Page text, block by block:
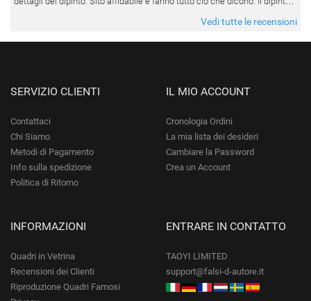
Vedi tutte le recensioni
SERVIZIO CLIENTI
Contattaci
Chi Siamo
Metodi di Pagamento
Info sulla spedizione
Politica di Ritorno
IL MIO ACCOUNT
Cronologia Ordini
La mia lista dei desideri
Cambiare la Password
Crea un Account
INFORMAZIONI
Quadri in Vetrina
Recensioni dei Clienti
Riproduzione Quadri Famosi
ENTRARE IN CONTATTO
TAOYI LIMITED
support@falsi-d-autore.it